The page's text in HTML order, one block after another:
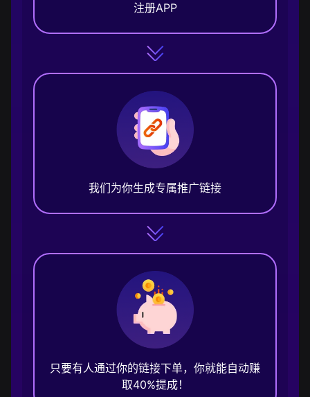
注册APP
我们为你生成专属推广链接
只要有人通过你的链接下单，你就能自动赚
取40%提成！